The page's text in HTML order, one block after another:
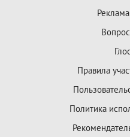
Правила
Политика